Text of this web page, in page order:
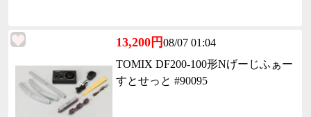
13,200円08/07 01:04
TOMIX DF200-100形Nげーじふぁー
すとせっと #90095